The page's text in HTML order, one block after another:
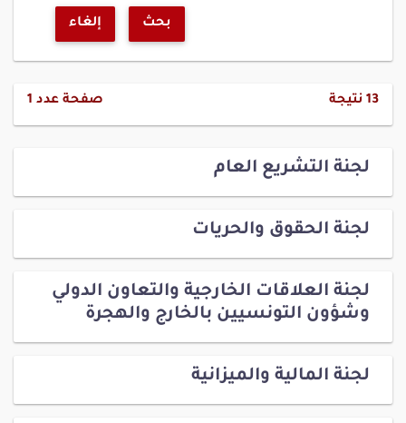
بحث إلغاء
13 نتيجة صفحة عدد 1
لجنة التشريع العام
لجنة الحقوق والحريات
لجنة العلاقات الخارجية والتعاون الدولي
وشؤون التونسيين بالخارج والهجرة
لجنة المالية والميزانية